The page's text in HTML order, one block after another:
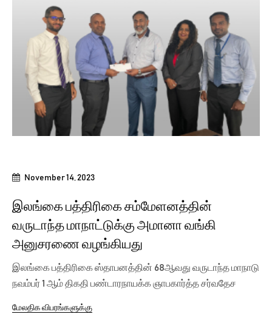
November 14, 2023
இலங்கை பத்திரிகை சம்மேளனத்தின்
வருடாந்த மாநாட்டுக்கு அமானா வங்கி
அனுசரணை வழங்கியது
இலங்கை பத்திரிகை ஸ்தாபனத்தின் 68ஆவது வருடாந்த மாநாடு
நவம்பர் 1 ஆம் திகதி பண்டாரநாயக்க ஞாபகார்த்த சர்வதேச
மேலதிக விபரங்களுக்கு